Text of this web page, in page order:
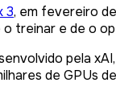
3, em fevereiro
treinar e de o
pela
de GPUs